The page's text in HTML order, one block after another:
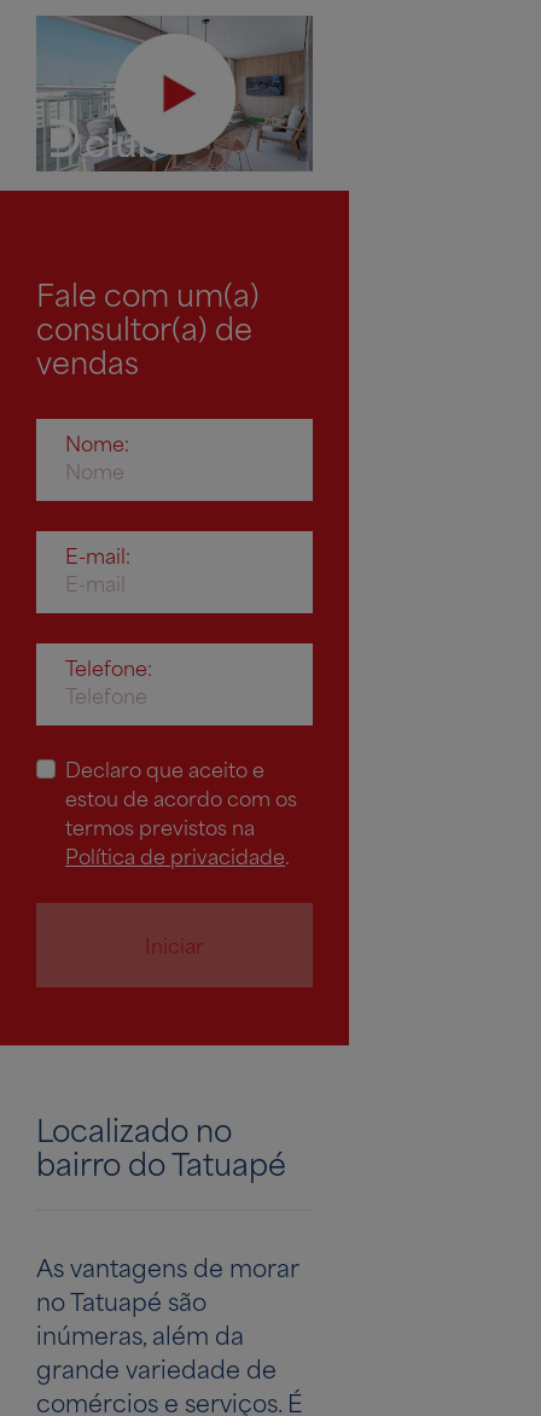
Fale com um(a)
consultor(a) de
vendas
Nome:
E-mail:
Telefone:
Declaro que aceito e
estou de acordo com os
termos previstos na
Política de privacidade.
Iniciar
Localizado no
bairro do Tatuapé
As vantagens de morar
no Tatuapé são
inúmeras, além da
grande variedade de
comércios e serviços. É